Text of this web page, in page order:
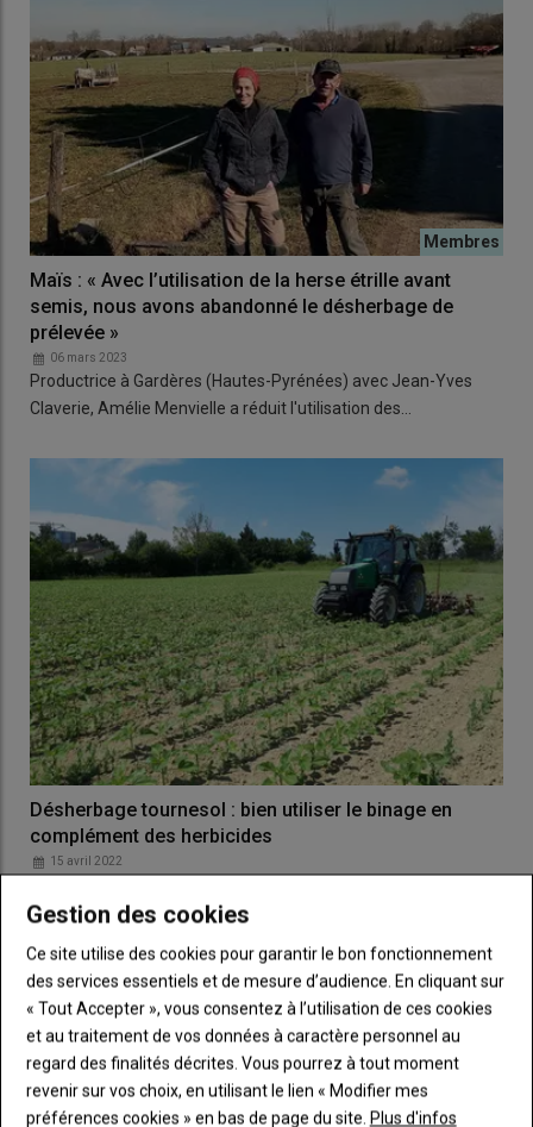
Maïs : « Avec l’utilisation de la herse étrille avant
semis, nous avons abandonné le désherbage de
prélevée »
06 mars 2023
Productrice à Gardères (Hautes-Pyrénées) avec Jean-Yves
Claverie, Amélie Menvielle a réduit l'utilisation des…
Désherbage tournesol : bien utiliser le binage en
complément des herbicides
15 avril 2022
adventices peu développées et sur sol sec, y compris…
Gestion des cookies
Ce site utilise des cookies pour garantir le bon fonctionnement
des services essentiels et de mesure d’audience. En cliquant sur
« Tout Accepter », vous consentez à l’utilisation de ces cookies
et au traitement de vos données à caractère personnel au
regard des finalités décrites. Vous pourrez à tout moment
revenir sur vos choix, en utilisant le lien « Modifier mes
préférences cookies » en bas de page du site. Plus d'infos